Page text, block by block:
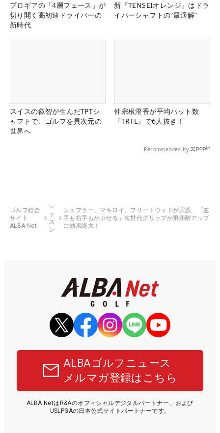
プロギアの「4層フェース」が
切り開く高初速ドライバーの
新時代
新『TENSEIオレンジ』はドラ
イバーシャフトの“最適解”
スイスの叡智が生んだTPTシ
ャフトで、ゴルフを異次元の
世界へ
仲宗根澄香が平均パット数
『TRTL』で6人抜き！
Recommended by
ゴルフ総合
サイト
ALBA Net
レ
ッ
ス
ン
シェフラー、マキロイ、フリートウッドが実践 「左
手も右手もかぶせる」次世代グリップが飛距離アップ
に効果絶大！
ALBAゴルフニュース
メルマガ登録はこちら
ALBA NetはR&Aのオフィシャルデジタルパートナー、および
USLPGAの日本公式サイトパートナーです。